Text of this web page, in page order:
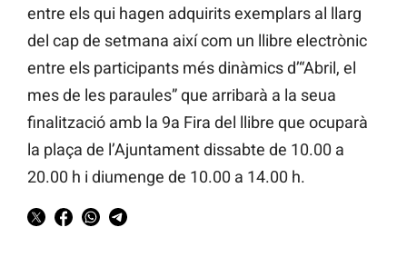
entre els qui hagen adquirits exemplars al llarg
del cap de setmana així com un llibre electrònic
entre els participants més dinàmics d’“Abril, el
mes de les paraules” que arribarà a la seua
finalització amb la 9a Fira del llibre que ocuparà
la plaça de l’Ajuntament dissabte de 10.00 a
20.00 h i diumenge de 10.00 a 14.00 h.